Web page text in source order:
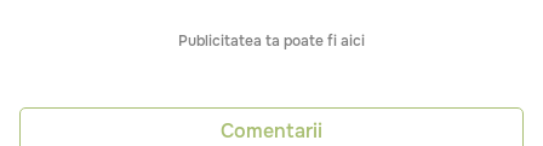
Publicitatea ta poate fi aici
Comentarii